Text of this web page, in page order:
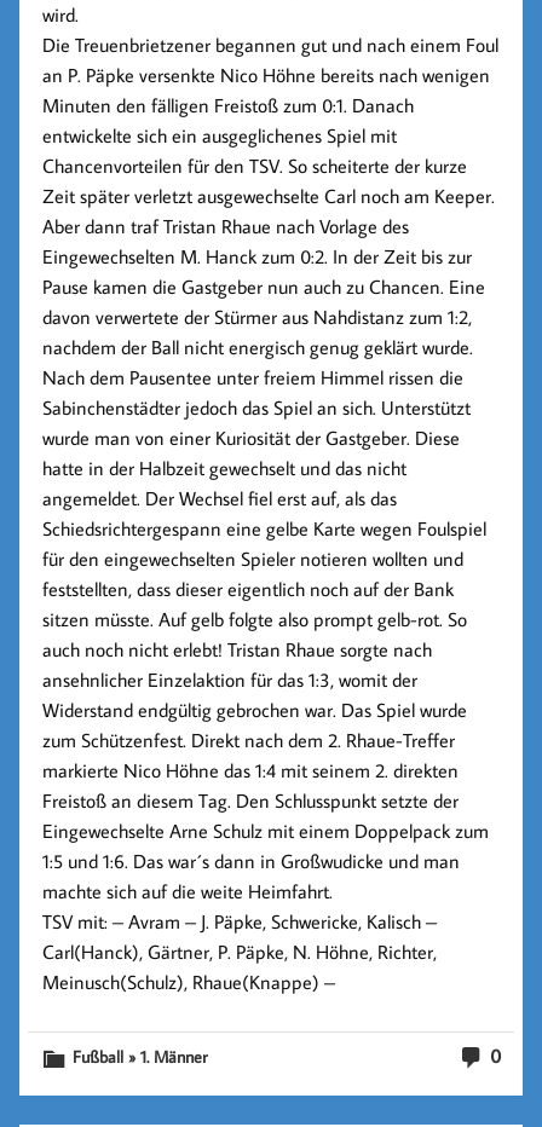
wird.
Die Treuenbrietzener begannen gut und nach einem Foul
an P. Päpke versenkte Nico Höhne bereits nach wenigen
Minuten den fälligen Freistoß zum 0:1. Danach
entwickelte sich ein ausgeglichenes Spiel mit
Chancenvorteilen für den TSV. So scheiterte der kurze
Zeit später verletzt ausgewechselte Carl noch am Keeper.
Aber dann trafTristan Rhaue nach Vorlage des
Eingewechselten M. Hanck zum 0:2. In der Zeit bis zur
Pause kamen die Gastgeber nun auch zu Chancen. Eine
davon verwertete der Stürmer aus Nahdistanz zum1:2,
nachdem der Ball nicht energisch genug geklärt wurde.
Nach dem Pausentee unter freiem Himmel rissen die
Sabinchenstädter jedoch das Spiel an sich. Unterstützt
wurde man von einer Kuriosität der Gastgeber. Diese
hatte in der Halbzeit gewechselt und das nicht
angemeldet. Der Wechsel fiel erst auf, als das
Schiedsrichtergespann eine gelbe Karte wegen Foulspiel
für den eingewechselten Spieler notieren wollten und
feststellten, dass dieser eigentlich noch auf der Bank
sitzen müsste. Auf gelb folgte also prompt gelb-rot. So
auch noch nicht erlebt!Tristan Rhaue sorgte nach
ansehnlicher Einzelaktion für das1:3, womit der
Widerstand endgültig gebrochen war. Das Spiel wurde
zum Schützenfest. Direkt nach dem 2. Rhaue-Treffer
markierte Nico Höhne das1:4 mit seinem 2. direkten
Freistoß an diesem Tag. Den Schlusspunkt setzte der
EingewechselteArne Schulz mit einem Doppelpack zum
1:5 und 1:6. Das war´s dann in Großwudicke und man
machte sich auf die weite Heimfahrt.
TSV mit: – Avram – J. Päpke, Schwericke, Kalisch –
Carl(Hanck), Gärtner, P. Päpke, N. Höhne, Richter,
Meinusch(Schulz), Rhaue(Knappe) –
0
Fußball » 1. Männer